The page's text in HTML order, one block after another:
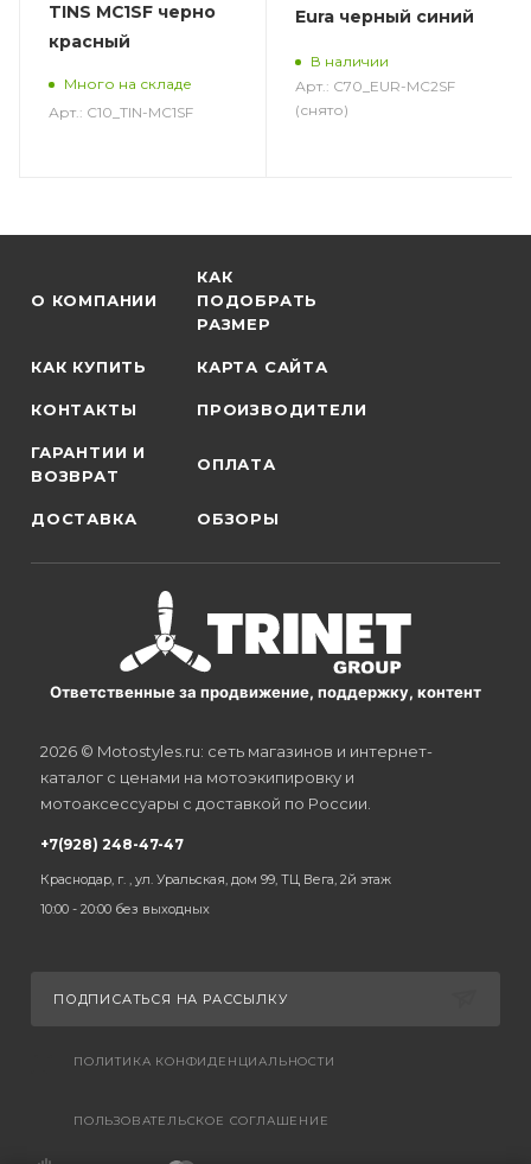
TINS MC1SF черно
красный
Много на складе
Арт.: C10_TIN-MC1SF
Eura черный синий
В наличии
Арт.: C70_EUR-MC2SF
(снято)
О КОМПАНИИ
КАК
ПОДОБРАТЬ
РАЗМЕР
КАК КУПИТЬ КАРТА САЙТА
КОНТАКТЫ ПРОИЗВОДИТЕЛИ
ГАРАНТИИ И
ВОЗВРАТ
ОПЛАТА
ДОСТАВКА ОБЗОРЫ
Ответственные за продвижение, поддержку, контент
2026 © Motostyles.ru: сеть магазинов и интернет-
каталог с ценами на мотоэкипировку и
мотоаксессуары с доставкой по России.
+7(928) 248-47-47
Краснодар, г. , ул. Уральская, дом 99, ТЦ Вега, 2й этаж
10:00 - 20:00 без выходных
ПОДПИСАТЬСЯ НА РАССЫЛКУ
ПОЛИТИКА КОНФИДЕНЦИАЛЬНОСТИ
ПОЛЬЗОВАТЕЛЬСКОЕ СОГЛАШЕНИЕ